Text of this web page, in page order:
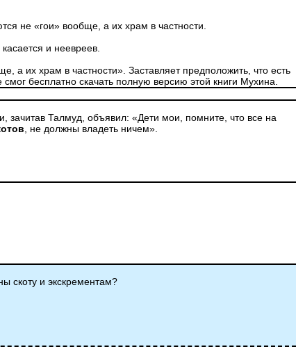
не «гои» вообще, а их храм в частности.
и неевреев.
а их храм в частности». Заставляет предположить, что есть
бесплатно скачать полную версию этой книги Мухина.
зачитав Талмуд, объявил: «Дети мои, помните, что все на
, не должны владеть ничем».
скоту и экскрементам?